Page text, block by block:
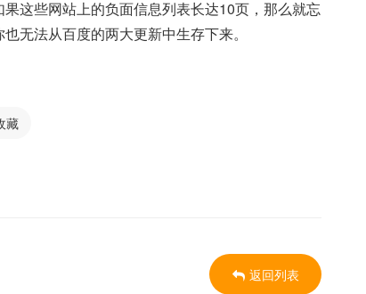
这些网站上的负面信息列表长达10页，那么就忘
无法从百度的两大更新中生存下来。
藏
返回列表